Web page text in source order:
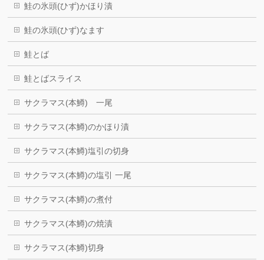
鮭の氷頭(ひず)かほり漬
鮭の氷頭(ひず)なます
鮭とば
鮭とばスライス
サクラマス(本鱒) 一尾
サクラマス(本鱒)のかほり漬
サクラマス(本鱒)塩引の切身
サクラマス(本鱒)の塩引 一尾
サクラマス(本鱒)の煮付
サクラマス(本鱒)の焼漬
サクラマス(本鱒)切身